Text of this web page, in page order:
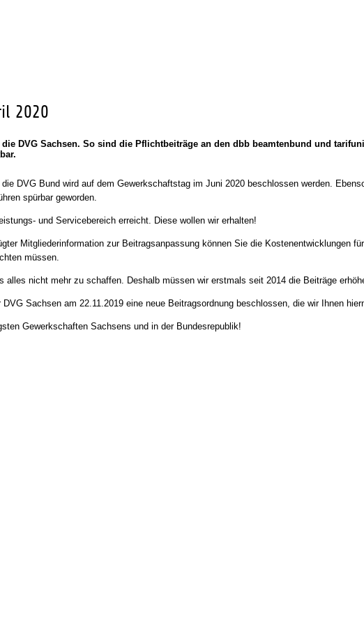
2020
DVG Sachsen. So sind die Pflichtbeiträge an den dbb beamtenbund und
DVG Bund wird auf dem Gewerkschaftstag im Juni 2020 beschlossen werden.
spürbar geworden.
und Servicebereich erreicht. Diese wollen wir erhalten!
Mitgliederinformation zur Beitragsanpassung können Sie die Kostenentwicklungen
müssen.
alles nicht mehr zu schaffen. Deshalb müssen wir erstmals seit 2014 die Beiträge
Sachsen am 22.11.2019 eine neue Beitragsordnung beschlossen, die wir Ihnen
Gewerkschaften Sachsens und in der Bundesrepublik!